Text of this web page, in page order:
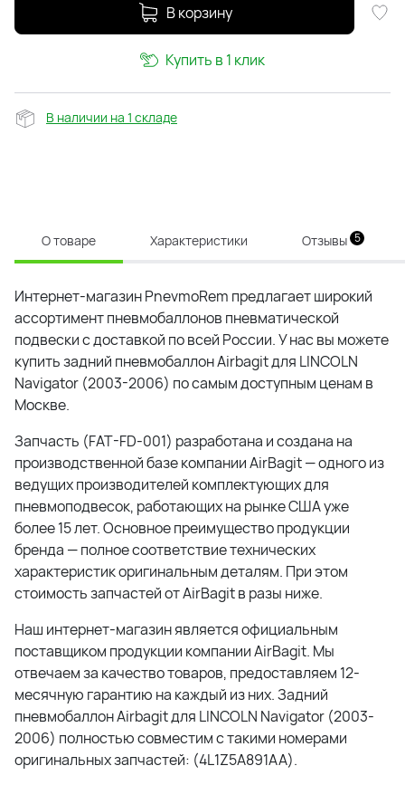
В корзину
Купить в 1 клик
В наличии на 1 складе
О товаре Характеристики Отзывы 5
Интернет-магазин PnevmoRem предлагает широкий
ассортимент пневмобаллонов пневматической
подвески с доставкой по всей России. У нас вы можете
купить задний пневмобаллон Airbagit для LINCOLN
Navigator (2003-2006) по самым доступным ценам в
Москве.
Запчасть (FAT-FD-001) разработана и создана на
производственной базе компании AirBagit — одного из
ведущих производителей комплектующих для
пневмоподвесок, работающих на рынке США уже
более 15 лет. Основное преимущество продукции
бренда — полное соответствие технических
характеристик оригинальным деталям. При этом
стоимость запчастей от AirBagit в разы ниже.
Наш интернет-магазин является официальным
поставщиком продукции компании AirBagit. Мы
отвечаем за качество товаров, предоставляем 12-
месячную гарантию на каждый из них. Задний
пневмобаллон Airbagit для LINCOLN Navigator (2003-
2006) полностью совместим с такими номерами
оригинальных запчастей: (4L1Z5A891AA).